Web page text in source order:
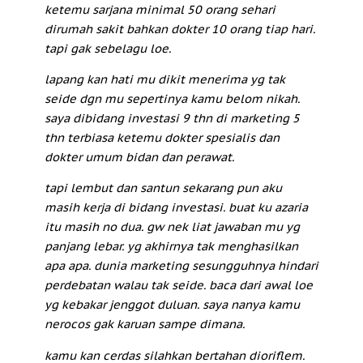
ketemu sarjana minimal 50 orang sehari
dirumah sakit bahkan dokter 10 orang tiap hari.
tapi gak sebelagu loe.
lapang kan hati mu dikit menerima yg tak
seide dgn mu sepertinya kamu belom nikah.
saya dibidang investasi 9 thn di marketing 5
thn terbiasa ketemu dokter spesialis dan
dokter umum bidan dan perawat.
tapi lembut dan santun sekarang pun aku
masih kerja di bidang investasi. buat ku azaria
itu masih no dua. gw nek liat jawaban mu yg
panjang lebar. yg akhirnya tak menghasilkan
apa apa. dunia marketing sesungguhnya hindari
perdebatan walau tak seide. baca dari awal loe
yg kebakar jenggot duluan. saya nanya kamu
nerocos gak karuan sampe dimana.
kamu kan cerdas silahkan bertahan dioriflem.